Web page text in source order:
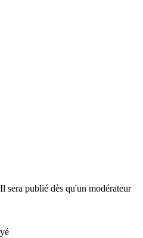
sera publié dès qu'un modérateur